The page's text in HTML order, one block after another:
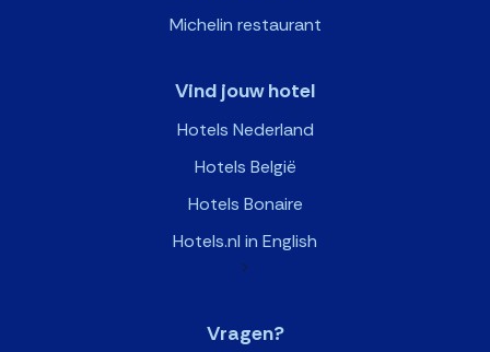
Michelin restaurant
Vind jouw hotel
Hotels Nederland
Hotels België
Hotels Bonaire
Hotels.nl in English
>
Vragen?